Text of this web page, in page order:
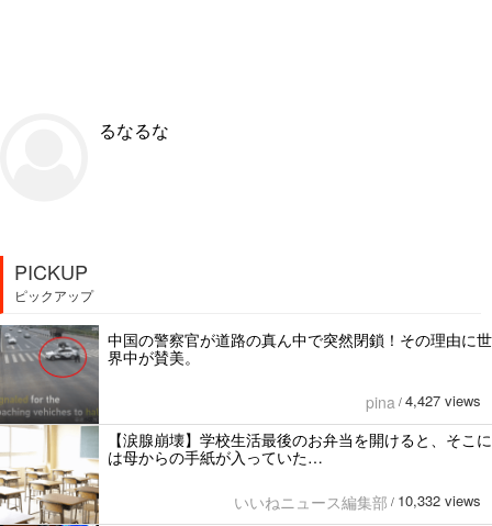
るなるな
PICKUP
ピックアップ
中国の警察官が道路の真ん中で突然閉鎖！その理由に世
界中が賛美。
pina / 4,427 views
【涙腺崩壊】学校生活最後のお弁当を開けると、そこに
は母からの手紙が入っていた…
いいねニュース編集部 / 10,332 views